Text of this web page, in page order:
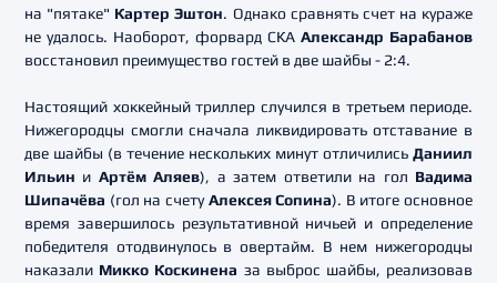
на "пятаке" Картер Эштон. Однако сравнять счет на кураже
не удалось. Наоборот, форвард СКА Александр Барабанов
восстановил преимущество гостей в две шайбы - 2:4.
Настоящий хоккейный триллер случился в третьем периоде.
Нижегородцы смогли сначала ликвидировать отставание в
две шайбы (в течение нескольких минут отличились Даниил
Ильин и Артём Аляев), а затем ответили на гол Вадима
Шипачёва (гол на счетуАлексея Сопина). В итоге основное
время завершилось результативной ничьей и определение
победителя отодвинулось в овертайм. В нем нижегородцы
наказали Микко Коскинена за выброс шайбы, реализовав